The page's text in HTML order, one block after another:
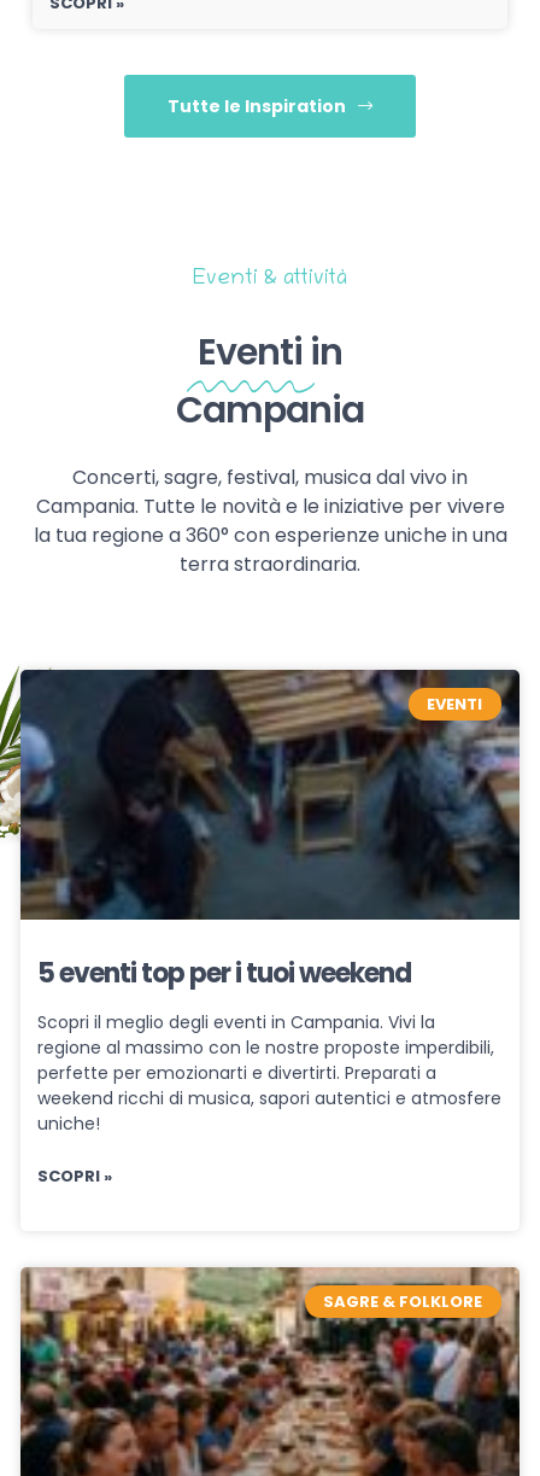
Tutte le Inspiration
Eventi & attività
Eventi in
Campania
Concerti, sagre, festival, musica dal vivo in
Campania. Tutte le novità e le iniziative per vivere
la tua regione a 360° con esperienze uniche in una
terra straordinaria.
EVENTI
5 eventi top per i tuoi weekend
Scopri il meglio degli eventi in Campania. Vivi la
regione al massimo con le nostre proposte imperdibili,
perfette per emozionarti e divertirti. Preparati a
weekend ricchi di musica, sapori autentici e atmosfere
uniche!
SCOPRI »
SAGRE & FOLKLORE